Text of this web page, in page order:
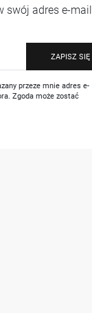
swój adres e-mail
ZAPISZ SIĘ
przeze mnie adres e-
Zgoda może zostać